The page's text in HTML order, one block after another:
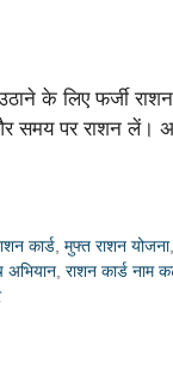
के लिए फर्जी राशन
समय पर राशन लें।
कार्ड ,मुफ्त राशन योजना
अभियान राशन कार्ड नाम